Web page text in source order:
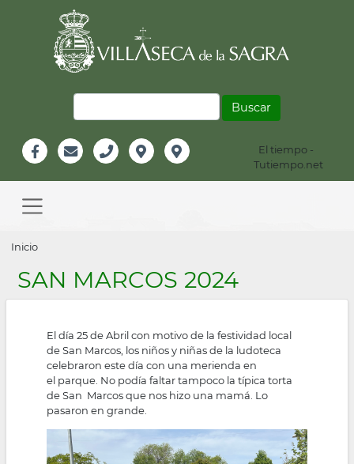
Información
Header
El tiempo -
Tutiempo.net
navigation
Sobrescribir
enlaces
de
ayuda
navegación
Inicio
SAN MARCOS 2024
El día 25 de Abril con motivo de la festividad local
de San Marcos, los niños y niñas de la ludoteca
celebraron este día con una merienda en
el parque. No podía faltar tampoco la típica torta
de San Marcos que nos hizo una mamá. Lo
pasaron en grande.